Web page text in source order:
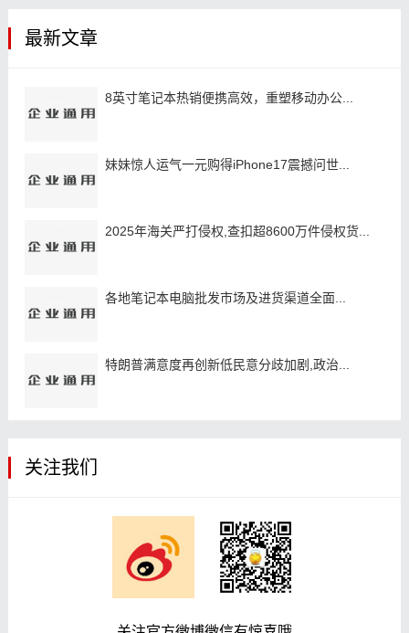
最新文章
8英寸笔记本热销便携高效，重塑移动办公...
妹妹惊人运气一元购得iPhone17震撼问世...
2025年海关严打侵权,查扣超8600万件侵权货...
各地笔记本电脑批发市场及进货渠道全面...
特朗普满意度再创新低民意分歧加剧,政治...
关注我们